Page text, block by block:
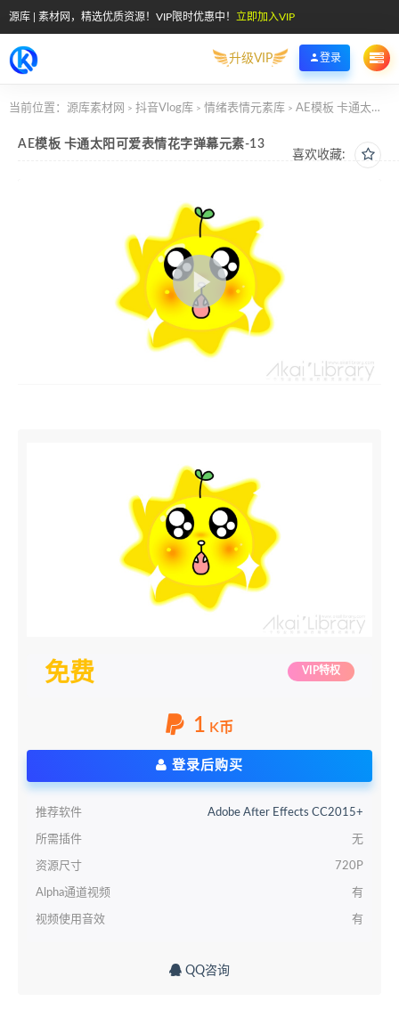
源库 | 素材网，精选优质资源！VIP限时优惠中！ 立即加入VIP
升级VIP 登录
当前位置： 源库素材网 > 抖音Vlog库 > 情绪表情元素库 > AE模板 卡通太阳可爱表情花字弹幕元素-13
喜欢收藏:
AE模板 卡通太阳可爱表情花字弹幕元素-13
免费 VIP特权
1 K币
登录后购买
推荐软件 Adobe After Effects CC2015+
所需插件 无
资源尺寸 720P
Alpha通道视频 有
视频使用音效 有
QQ咨询